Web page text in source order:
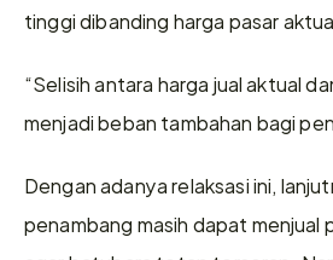
tinggi dibanding harga pasar
“Selisih antara harga jual aktual
menjadi beban tambahan bagi
Dengan adanya relaksasi ini,
penambang masih dapat menjual